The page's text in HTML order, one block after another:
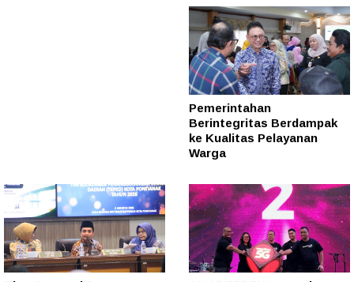
Pemerintahan
Berintegritas Berdampak
ke Kualitas Pelayanan
Warga